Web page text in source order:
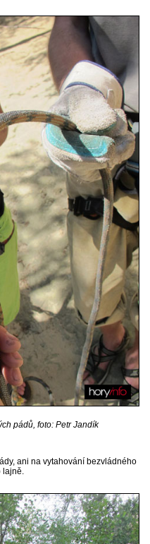
pádů, foto: Petr Jandík
ani na vytahování bezvládného
lajně.